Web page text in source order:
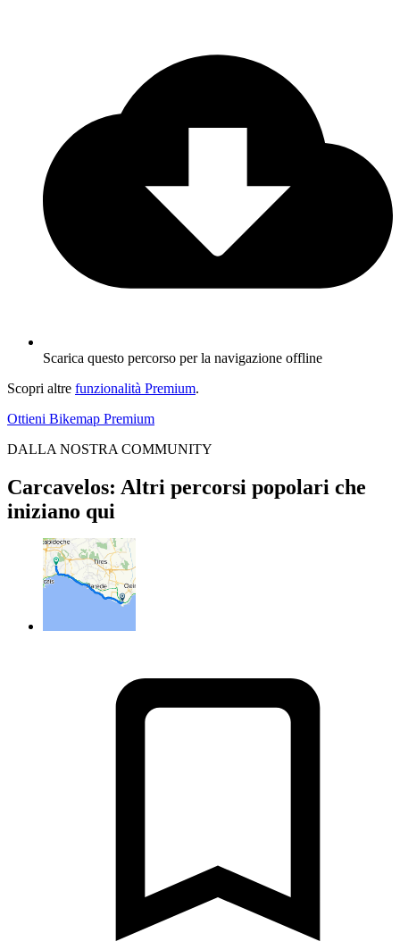
Scarica questo percorso per la navigazione offline
Scopri altre funzionalità Premium.
Ottieni Bikemap Premium
DALLA NOSTRA COMMUNITY
Carcavelos: Altri percorsi popolari che
iniziano qui